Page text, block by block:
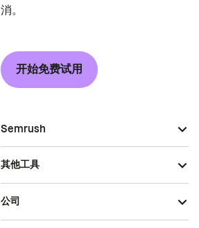
消。
开始免费试用
Semrush
其他工具
公司